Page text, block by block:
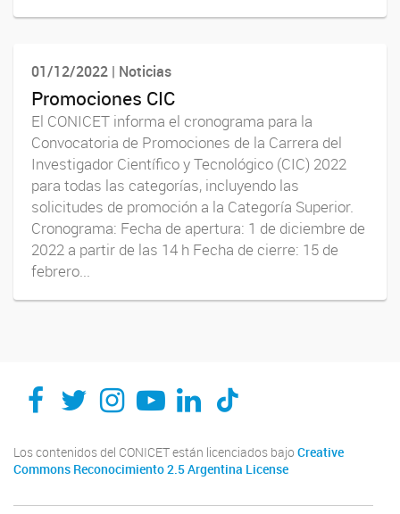
01/12/2022 | Noticias
Promociones CIC
El CONICET informa el cronograma para la
Convocatoria de Promociones de la Carrera del
Investigador Científico y Tecnológico (CIC) 2022
para todas las categorías, incluyendo las
solicitudes de promoción a la Categoría Superior.
Cronograma: Fecha de apertura: 1 de diciembre de
2022 a partir de las 14 h Fecha de cierre: 15 de
febrero...
Los contenidos del CONICET están licenciados bajo Creative
Commons Reconocimiento 2.5 Argentina License